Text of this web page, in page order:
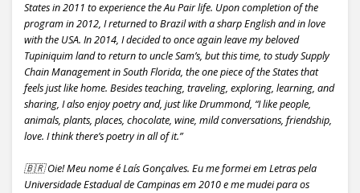
States in 2011 to experience the Au Pair life. Upon completion of the
program in 2012, I returned to Brazil with a sharp English and in love
with the USA. In 2014, I decided to once again leave my beloved
Tupiniquim land to return to uncle Sam’s, but this time, to study Supply
Chain Management in South Florida, the one piece of the States that
feels just like home. Besides teaching, traveling, exploring, learning, and
sharing, I also enjoy poetry and, just like Drummond, “I like people,
animals, plants, places, chocolate, wine, mild conversations, friendship,
love. I think there’s poetry in all of it.”
🇧🇷 Oie! Meu nome é Laís Gonçalves. Eu me formei em Letras pela
Universidade Estadual de Campinas em 2010 e me mudei para os